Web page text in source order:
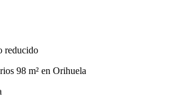
reducido
98 m² en Orihuela